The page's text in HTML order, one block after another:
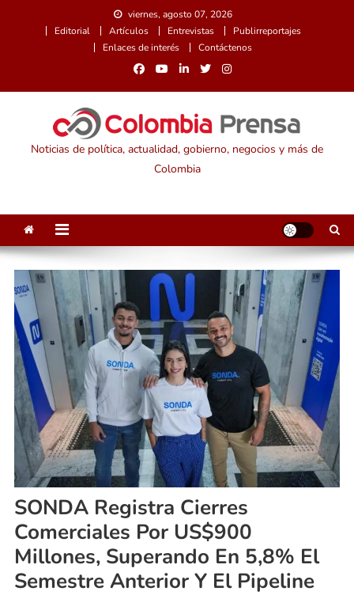
viernes, agosto 07, 2026
Editorial
Artículos Entrevistas
Publirreportajes
Enlaces de interés
Contáctenos
Noticias de política, actualidad, gobierno, negocios y más de
Colombia
SONDA Registra Cierres
Comerciales Por US$900
Millones, Superando En 5,8% El
Semestre Anterior Y El Pipeline